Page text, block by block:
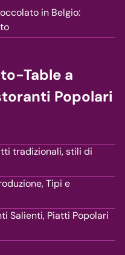
in Belgio:
Table a
Popolari
tradizionali, stili di
Tipi e
Salienti, Piatti Popolari